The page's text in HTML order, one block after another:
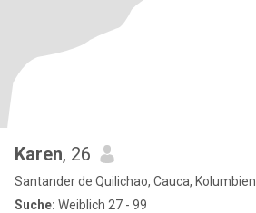
Karen, 26
Santander de Quilichao, Cauca, Kolumbien
Suche: Weiblich 27 - 99